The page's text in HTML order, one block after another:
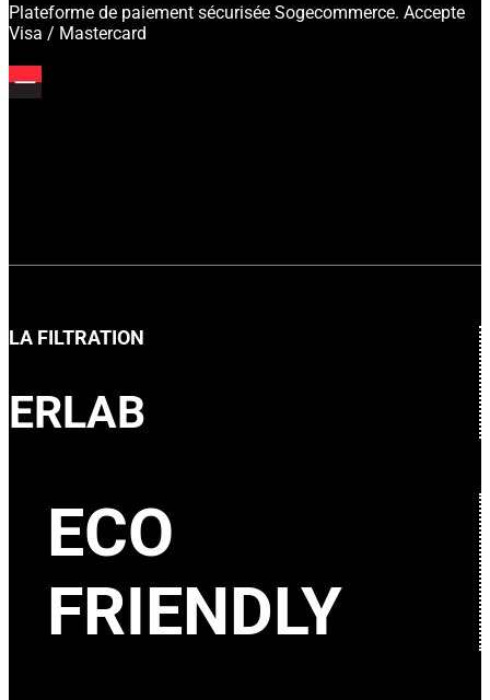
Plateforme de paiement sécurisée Sogecommerce. Accepte
Visa / Mastercard
LA FILTRATION
ERLAB
ECO
FRIENDLY